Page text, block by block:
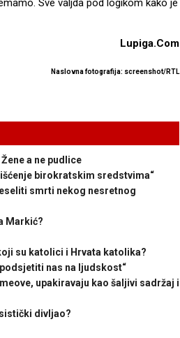
Sve valjda pod logikom kako je
Lupiga.Com
Naslovna fotografija: screenshot/RTL
Žene a ne pudlice
birokratskim sredstvima“
smrti nekog nesretnog
Markić?
su katolici i Hrvata katolika?
podsjetiti nas na ljudskost“
upakiravaju kao šaljivi sadržaj i
divljao?